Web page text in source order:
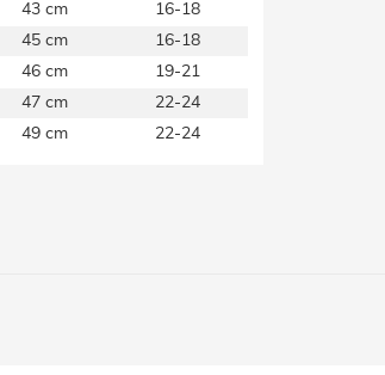
43 cm
16-18
45 cm
16-18
46 cm
19-21
47 cm
22-24
49 cm 22-24